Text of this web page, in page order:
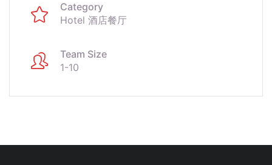
Category
Hotel 酒店餐厅
Team Size
1-10